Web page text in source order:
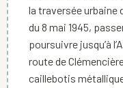
la traversée urbaine
du 8 mai 1945,
poursuivre jusqu’à
route de
caillebotis